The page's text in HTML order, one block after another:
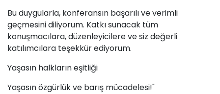
Bu duygularla, konferansın başarılı ve verimli
geçmesini diliyorum. Katkı sunacak tüm
konuşmacılara, düzenleyicilere ve siz değerli
katılımcılara teşekkür ediyorum.
Yaşasın halkların eşitliği
Yaşasın özgürlük ve barış mücadelesi!"